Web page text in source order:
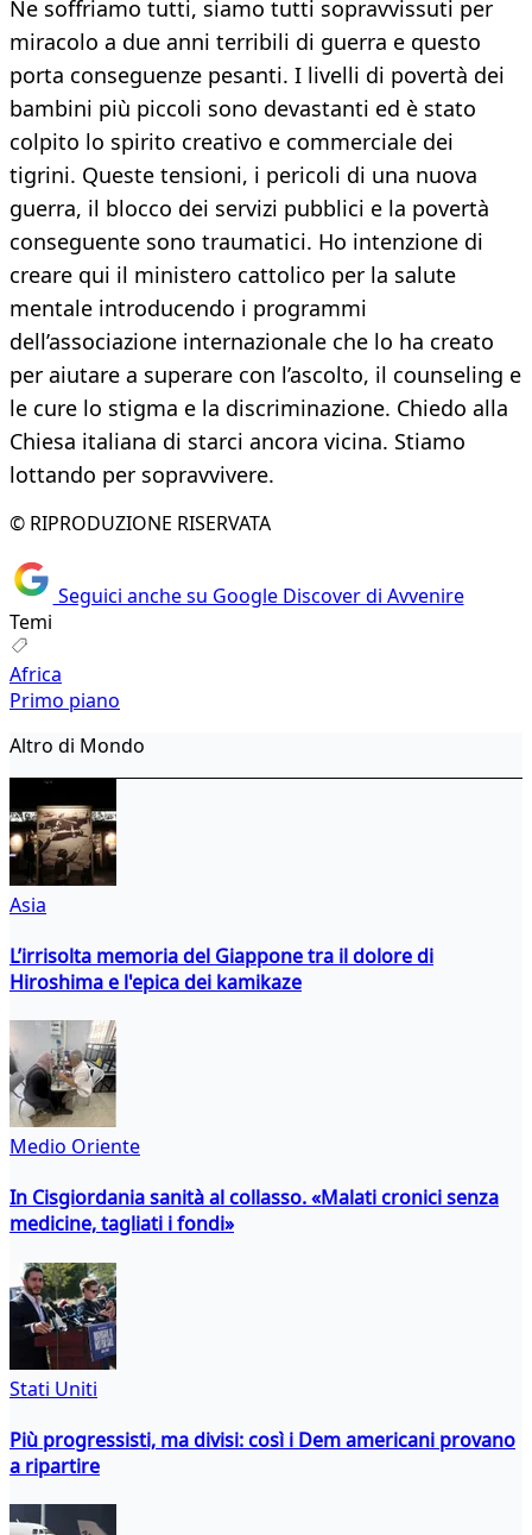
Ne soffriamo tutti, siamo tutti sopravvissuti per
miracolo a due anni terribili di guerra e questo
porta conseguenze pesanti. I livelli di povertà dei
bambini più piccoli sono devastanti ed è stato
colpito lo spirito creativo e commerciale dei
tigrini. Queste tensioni, i pericoli di una nuova
guerra, il blocco dei servizi pubblici e la povertà
conseguente sono traumatici. Ho intenzione di
creare qui il ministero cattolico per la salute
mentale introducendo i programmi
dell’associazione internazionale che lo ha creato
per aiutare a superare con l’ascolto, il counseling e
le cure lo stigma e la discriminazione. Chiedo alla
Chiesa italiana di starci ancora vicina. Stiamo
lottando per sopravvivere.
© RIPRODUZIONE RISERVATA
Seguici anche su Google Discover di Avvenire
Temi
Africa
Primo piano
Altro di Mondo
Asia
L’irrisolta memoria del Giappone tra il dolore di
Hiroshima e l'epica dei kamikaze
Medio Oriente
In Cisgiordania sanità al collasso. «Malati cronici senza
medicine, tagliati i fondi»
Stati Uniti
Più progressisti, ma divisi: così i Dem americani provano
a ripartire